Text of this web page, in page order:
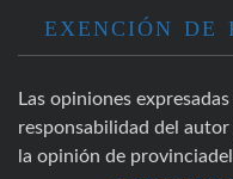
EXENCIÓN DE
Las opiniones
responsabilidad del
la opinión de